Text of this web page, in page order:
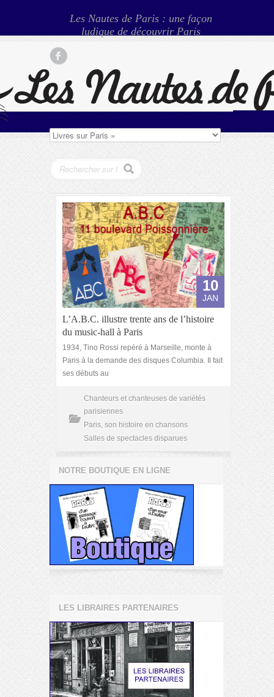
Les Nautes de Paris : une façon
ludique de découvrir Paris
10
JAN
L’A.B.C. illustre trente ans de l’histoire
du music-hall à Paris
1934, Tino Rossi repéré à Marseille, monte à
Paris à la demande des disques Columbia. Il fait
ses débuts au
Chanteurs et chanteuses de variétés
parisiennes
Paris, son histoire en chansons
Salles de spectacles disparues
NOTRE BOUTIQUE EN LIGNE
LES LIBRAIRES PARTENAIRES